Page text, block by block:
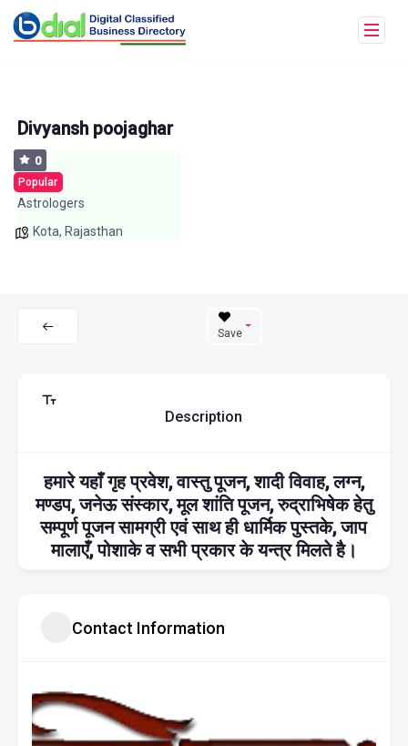
Divyansh poojaghar
0
Popular
Astrologers
Kota, Rajasthan
Save
Description
हमारे यहाँ गृह प्रवेश, वास्तु पूजन, शादी विवाह, लग्न,
मण्डप, जनेऊ संस्कार, मूल शांति पूजन, रुद्राभिषेक हेतु
सम्पूर्ण पूजन सामग्री एवं साथ ही धार्मिक पुस्तके, जाप
मालाएँ, पोशाके व सभी प्रकार के यन्त्र मिलते है।
Contact Information